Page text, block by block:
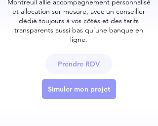
Montreuil allie accompagnement personnalisé
et allocation sur mesure, avec un conseiller
dédié toujours à vos côtés et des tarifs
transparents aussi bas qu’une banque en
ligne.
Prendre RDV
Simuler mon projet